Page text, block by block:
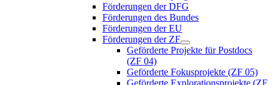
Förderungen der DFG
Förderungen des Bundes
Förderungen der EU
Förderungen der ZF
Geförderte Projekte für Postdocs
(ZF 04)
Geförderte Fokusprojekte (ZF 05)
Geförderte Explorationsprojekte (ZF